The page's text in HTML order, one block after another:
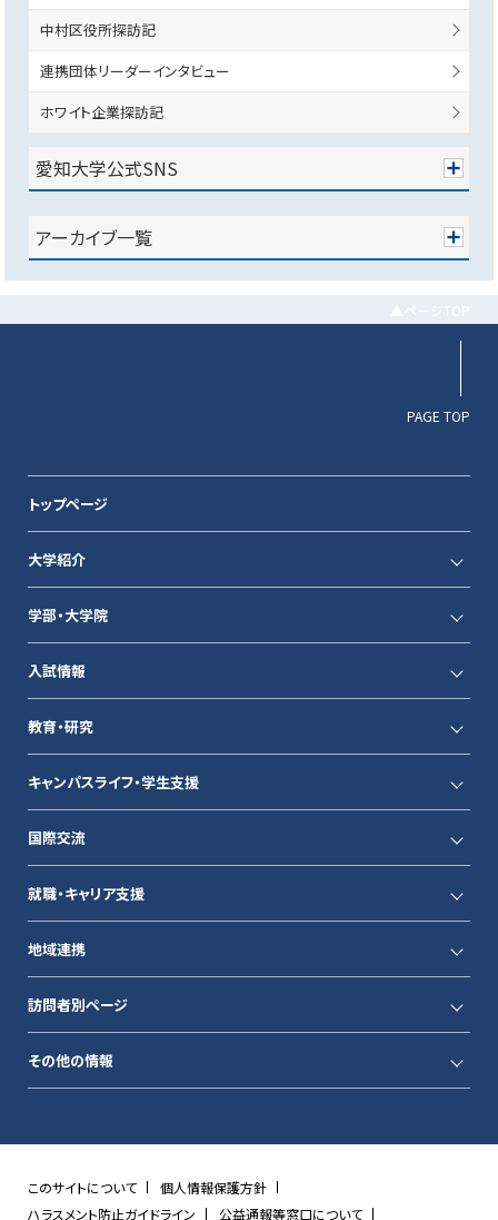
中村区役所探訪記
連携団体リーダーインタビュー
ホワイト企業探訪記
愛知大学公式SNS
アーカイブ一覧
PAGE TOP
トップページ
大学紹介
学部・大学院
入試情報
教育・研究
キャンパスライフ・学生支援
国際交流
就職・キャリア支援
地域連携
訪問者別ページ
その他の情報
このサイトについて
個人情報保護方針
ハラスメント防止ガイドライン
公益通報等窓口について